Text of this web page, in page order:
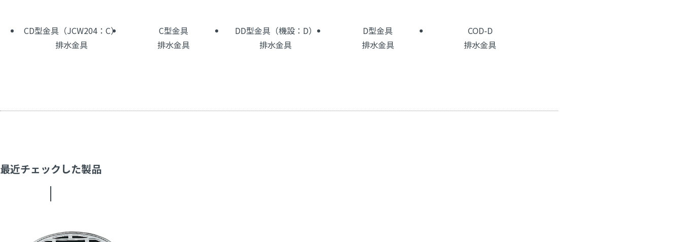
CD型金具（JCW204：C）
排水金具
C型金具
排水金具
DD型金具（機設：D）
排水金具
D型金具
排水金具
COD-D
排水金具
最近チェックした製品